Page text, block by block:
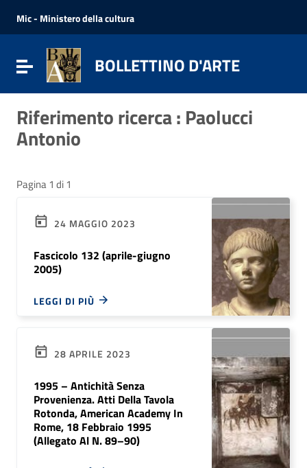
Vai al menu di navigazione
Vai al footer
Mic - Ministero della cultura
Attiva / disattiva la navigazione
BOLLETTINO D'ARTE
Riferimento ricerca : Paolucci
Antonio
Pagina 1 di 1
24 MAGGIO 2023
Fascicolo 132 (aprile-giugno
2005)
LEGGI DI PIÙ
28 APRILE 2023
1995 – Antichità Senza
Provenienza. Atti Della Tavola
Rotonda, American Academy In
Rome, 18 Febbraio 1995
(Allegato Al N. 89–90)